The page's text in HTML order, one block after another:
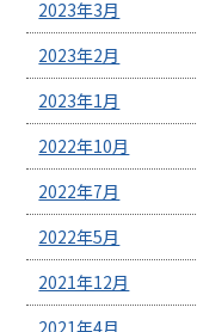
2023年3月
2023年2月
2023年1月
2022年10月
2022年7月
2022年5月
2021年12月